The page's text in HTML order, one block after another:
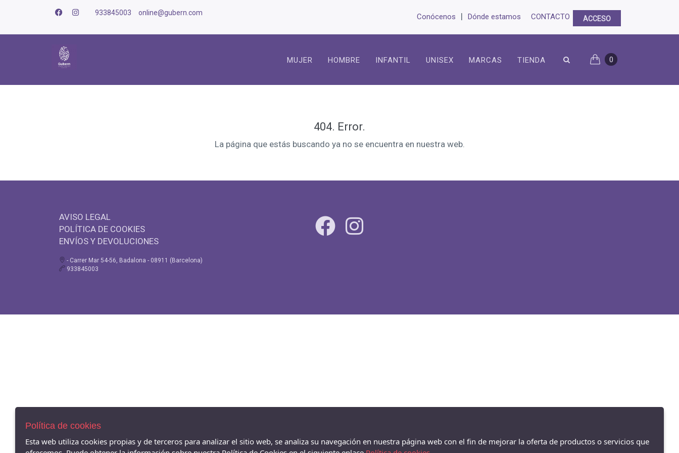
933845003 online@gubern.com Conócenos | Dónde estamos CONTACTO ACCESO
MUJER HOMBRE INFANTIL UNISEX MARCAS TIENDA 0
404. Error.
La página que estás buscando ya no se encuentra en nuestra web.
AVISO LEGAL
POLÍTICA DE COOKIES
ENVÍOS Y DEVOLUCIONES
- Carrer Mar 54-56, Badalona - 08911 (Barcelona)
933845003
Política de cookies
Esta web utiliza cookies propias y de terceros para analizar el sitio web, se analiza su navegación en nuestra página web con el fin de mejorar la oferta de productos o servicios que